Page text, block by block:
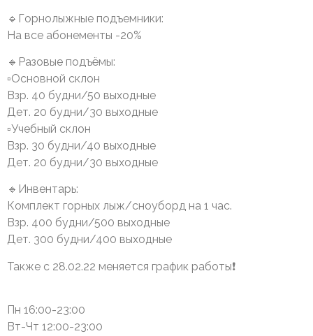
🔹Горнолыжные подъемники:
На все абонементы -20%
🔹Разовые подъёмы:
▫️Основной склон
Взр. 40 будни/50 выходные
Дет. 20 будни/30 выходные
▫️Учебный склон
Взр. 30 будни/40 выходные
Дет. 20 будни/30 выходные
🔹Инвентарь:
Комплект горных лыж/сноуборд на 1 час.
Взр. 400 будни/500 выходные
Дет. 300 будни/400 выходные
Также с 28.02.22 меняется график работы❗️
Пн 16:00-23:00
Вт-Чт 12:00-23:00